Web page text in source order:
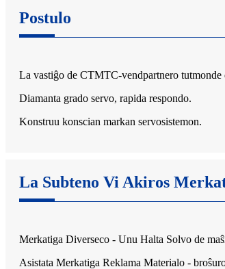
Postulo
La vastiĝo de CTMTC-vendpartnero
Diamanta grado servo, rapida respondo.
Konstruu konscian markan servosistemon.
La Subteno Vi Akiros
Merkatiga Diverseco - Unu Halta Solvo de
Asistata Merkatiga Reklama Materialo -